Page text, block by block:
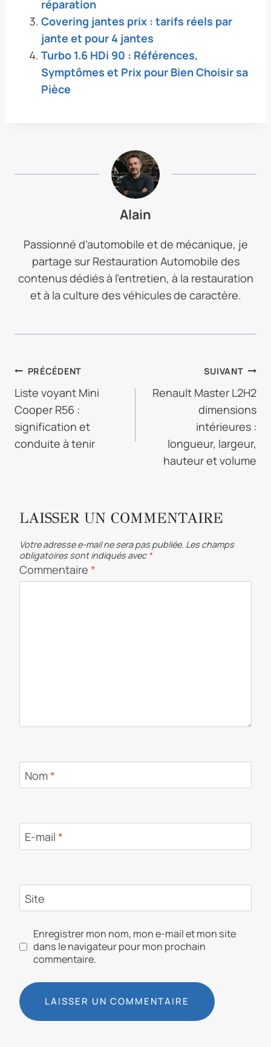
réparation
Covering jantes prix : tarifs réels par
jante et pour 4 jantes
Turbo 1.6 HDi 90 : Références,
Symptômes et Prix pour Bien Choisir sa
Pièce
Alain
Passionné d’automobile et de mécanique, je
partage sur Restauration Automobile des
contenus dédiés à l’entretien, à la restauration
et à la culture des véhicules de caractère.
NAVIGATION
DE
L’ARTICLE
PRÉCÉDENT
Liste voyant Mini
Cooper R56 :
signification et
conduite à tenir
SUIVANT
Renault Master L2H2
dimensions
intérieures :
longueur, largeur,
hauteur et volume
LAISSER UN COMMENTAIRE
Votre adresse e-mail ne sera pas publiée. Les champs
obligatoires sont indiqués avec *
Commentaire *
Nom*
E-mail *
Site
Enregistrer mon nom, mon e-mail et mon site
dans le navigateur pour mon prochain
commentaire.